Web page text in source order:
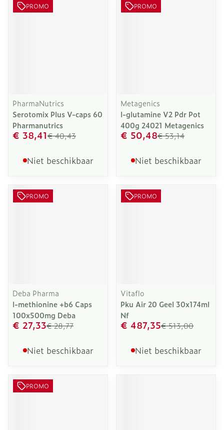
PROMO
PharmaNutrics
Serotomix Plus V-caps 60
Pharmanutrics
€ 40,43
€ 38,41
Niet beschikbaar
PROMO
Metagenics
l-glutamine V2 Pdr Pot
400g 24021 Metagenics
€ 53,14
€ 50,48
Niet beschikbaar
PROMO
Deba Pharma
l-methionine +b6 Caps
100x500mg Deba
€ 28,77
€ 27,33
Niet beschikbaar
PROMO
Vitaflo
Pku Air 20 Geel 30x174ml
Nf
€ 513,00
€ 487,35
Niet beschikbaar
PROMO